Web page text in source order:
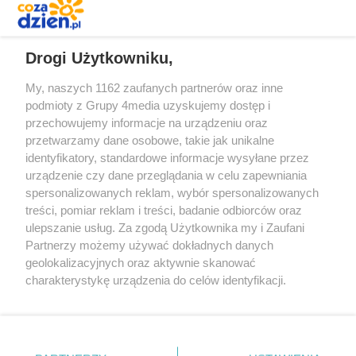
Redakcja Reklama Prywatność
Praca Łódź
the:protocol
Drogi Użytkowniku,
My, naszych 1162 zaufanych partnerów oraz inne
podmioty z Grupy 4media uzyskujemy dostęp i
przechowujemy informacje na urządzeniu oraz
przetwarzamy dane osobowe, takie jak unikalne
identyfikatory, standardowe informacje wysyłane przez
urządzenie czy dane przeglądania w celu zapewniania
spersonalizowanych reklam, wybór spersonalizowanych
treści, pomiar reklam i treści, badanie odbiorców oraz
ulepszanie usług. Za zgodą Użytkownika my i Zaufani
Partnerzy możemy używać dokładnych danych
geolokalizacyjnych oraz aktywnie skanować
charakterystykę urządzenia do celów identyfikacji.
zmienić/wycofać klikając przycisk ustawień prywatności